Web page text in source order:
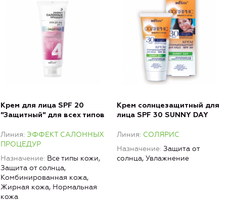
Крем для лица SPF 20
"Защитный" для всех типов
Линия ЭФФЕКТ САЛОННЫХ
ПРОЦЕДУР
Назначение Все типы кожи,
Защита от солнца,
Комбинированная кожа,
Жирная кожа, Нормальная
кожа
Крем солнцезащитный для
лица SPF 30 SUNNY DAY
Защита от фотостарения
Линия СОЛЯРИС
Назначение Защита от
солнца, Увлажнение